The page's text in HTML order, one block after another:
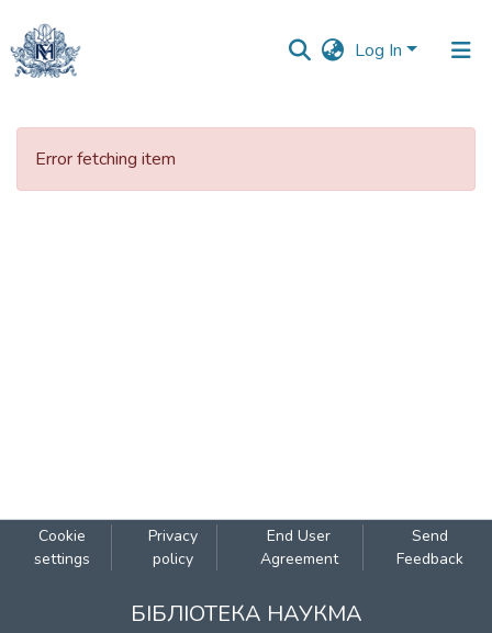
Log In
Communities
Error fetching item
Cookie
settings
Privacy
policy
End User
Agreement
Send
Feedback
БІБЛІОТЕКА НАУКМА